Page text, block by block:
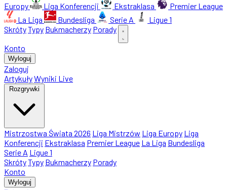
Europy
Liga Konferencji Ekstraklasa
Premier League
La Liga
Bundesliga Serie A
Ligue 1
SkrótyTypy Bukmacherzy Porady
Konto
Wyloguj
Zaloguj
ArtykułyWyniki Live
Rozgrywki
Mistrzostwa Świata 2026 Liga Mistrzów Liga Europy Liga
Konferencji Ekstraklasa Premier League La Liga Bundesliga
Serie A Ligue 1
SkrótyTypy Bukmacherzy Porady
Konto
Wyloguj